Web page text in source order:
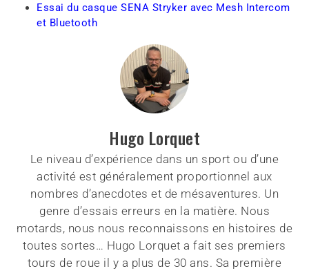
Essai du casque SENA Stryker avec Mesh Intercom
et Bluetooth
Hugo Lorquet
Le niveau d’expérience dans un sport ou d’une
activité est généralement proportionnel aux
nombres d’anecdotes et de mésaventures. Un
genre d’essais erreurs en la matière. Nous
motards, nous nous reconnaissons en histoires de
toutes sortes… Hugo Lorquet a fait ses premiers
tours de roue il y a plus de 30 ans. Sa première